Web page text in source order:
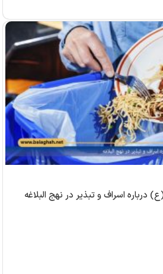
درباره اسراف و تبذیر در نهج البلاغه